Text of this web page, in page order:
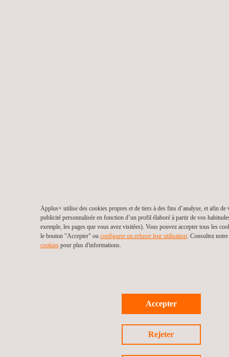
Applus+ utilise des cookies propres et de tiers à des fins d’analyse, et afin de
publicité personnalisée en fonction d’un profil élaboré à partir de vos
exemple, les pages que vous avez visitées). Vous pouvez accepter tous les
le bouton "Accepter" ou configurer ou refuser leur utilisation . Consultez notre
cookies pour plus d'informations.
Accepter
Rejeter